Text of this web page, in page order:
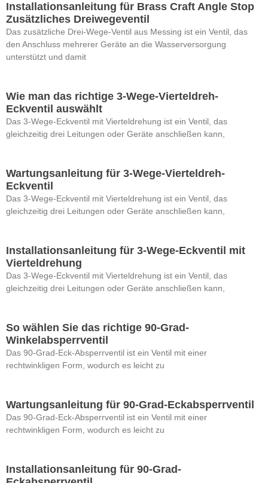
Installationsanleitung für Brass Craft Angle Stop
Zusätzliches Dreiwegeventil
Das zusätzliche Drei-Wege-Ventil aus Messing ist ein Ventil, das
den Anschluss mehrerer Geräte an die Wasserversorgung
unterstützt und damit
Wie man das richtige 3-Wege-Vierteldreh-
Eckventil auswählt
Das 3-Wege-Eckventil mit Vierteldrehung ist ein Ventil, das
gleichzeitig drei Leitungen oder Geräte anschließen kann,
Wartungsanleitung für 3-Wege-Vierteldreh-
Eckventil
Das 3-Wege-Eckventil mit Vierteldrehung ist ein Ventil, das
gleichzeitig drei Leitungen oder Geräte anschließen kann,
Installationsanleitung für 3-Wege-Eckventil mit
Vierteldrehung
Das 3-Wege-Eckventil mit Vierteldrehung ist ein Ventil, das
gleichzeitig drei Leitungen oder Geräte anschließen kann,
So wählen Sie das richtige 90-Grad-
Winkelabsperrventil
Das 90-Grad-Eck-Absperrventil ist ein Ventil mit einer
rechtwinkligen Form, wodurch es leicht zu
Wartungsanleitung für 90-Grad-Eckabsperrventil
Das 90-Grad-Eck-Absperrventil ist ein Ventil mit einer
rechtwinkligen Form, wodurch es leicht zu
Installationsanleitung für 90-Grad-